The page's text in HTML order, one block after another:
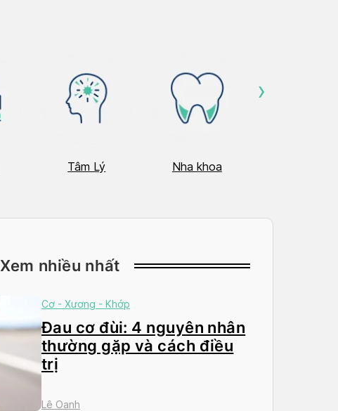
Tâm Lý Nha khoa
›
Xem nhiều nhất
Cơ - Xương - Khớp
Đau cơ đùi: 4 nguyên nhân
thường gặp và cách điều
trị
Lê Oanh